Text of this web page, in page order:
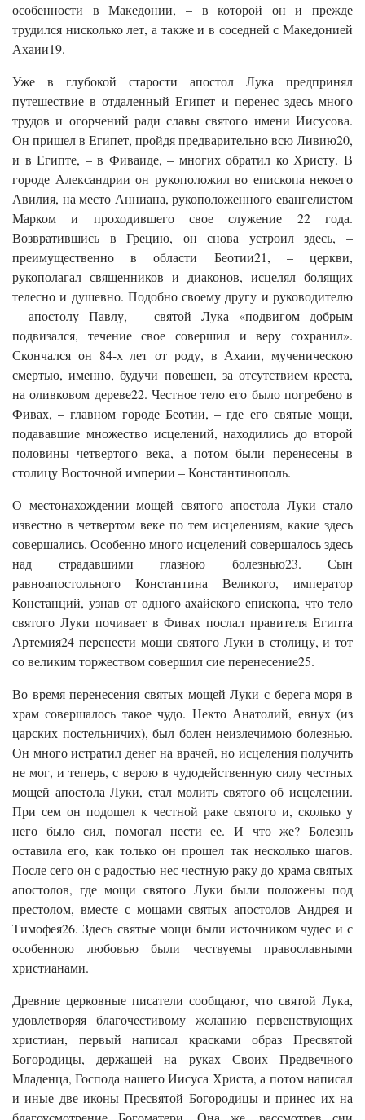
особенности в Македонии, – в которой он и прежде
трудился нисколько лет, а также и в соседней с Македонией
Ахаии19.
Уже в глубокой старости апостол Лука предпринял
путешествие в отдаленный Египет и перенес здесь много
трудов и огорчений ради славы святого имени Иисусова.
Он пришел в Египет, пройдя предварительно всю Ливию20,
и в Египте, – в Фиваиде, – многих обратил ко Христу. В
городе Александрии он рукоположил во епископа некоего
Авилия, на место Анниана, рукоположенного евангелистом
Марком и проходившего свое служение 22 года.
Возвратившись в Грецию, он снова устроил здесь, –
преимущественно в области Беотии21, – церкви,
рукополагал священников и диаконов, исцелял болящих
телесно и душевно. Подобно своему другу и руководителю
– апостолу Павлу, – святой Лука «подвигом добрым
подвизался, течение свое совершил и веру сохранил».
Скончался он 84-х лет от роду, в Ахаии, мученическою
смертью, именно, будучи повешен, за отсутствием креста,
на оливковом дереве22. Честное тело его было погребено в
Фивах, – главном городе Беотии, – где его святые мощи,
подававшие множество исцелений, находились до второй
половины четвертого века, а потом были перенесены в
столицу Восточной империи – Константинополь.
О местонахождении мощей святого апостола Луки стало
известно в четвертом веке по тем исцелениям, какие здесь
совершались. Особенно много исцелений совершалось здесь
над страдавшими глазною болезнью23. Сын
равноапостольного Константина Великого, император
Констанций, узнав от одного ахайского епископа, что тело
святого Луки почивает в Фивах послал правителя Египта
Артемия24 перенести мощи святого Луки в столицу, и тот
со великим торжеством совершил сие перенесение25.
Во время перенесения святых мощей Луки с берега моря в
храм совершалось такое чудо. Некто Анатолий, евнух (из
царских постельничих), был болен неизлечимою болезнью.
Он много истратил денег на врачей, но исцеления получить
не мог, и теперь, с верою в чудодейственную силу честных
мощей апостола Луки, стал молить святого об исцелении.
При сем он подошел к честной раке святого и, сколько у
него было сил, помогал нести ее. И что же? Болезнь
оставила его, как только он прошел так несколько шагов.
После сего он с радостью нес честную раку до храма святых
апостолов, где мощи святого Луки были положены под
престолом, вместе с мощами святых апостолов Андрея и
Тимофея26. Здесь святые мощи были источником чудес и с
особенною любовью были чествуемы православными
христианами.
Древние церковные писатели сообщают, что святой Лука,
удовлетворяя благочестивому желанию первенствующих
христиан, первый написал красками образ Пресвятой
Богородицы, держащей на руках Своих Предвечного
Младенца, Господа нашего Иисуса Христа, а потом написал
и иные две иконы Пресвятой Богородицы и принес их на